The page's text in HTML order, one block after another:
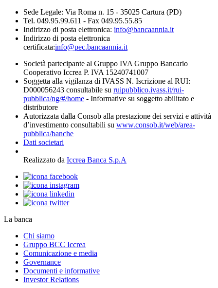
Sede Legale: Via Roma n. 15 - 35025 Cartura (PD)
Tel. 049.95.99.611 - Fax 049.95.55.85
Indirizzo di posta elettronica: info@bancaannia.it
Indirizzo di posta elettronica
certificata:info@pec.bancaannia.it
Società partecipante al Gruppo IVA Gruppo Bancario
Cooperativo Iccrea P. IVA 15240741007
Soggetta alla vigilanza di IVASS N. Iscrizione al RUI:
D000056243 consultabile su ruipubblico.ivass.it/rui-
pubblica/ng/#/home - Informative su soggetto abilitato e
distributore
Autorizzata dalla Consob alla prestazione dei servizi e attività
d’investimento consultabili su www.consob.it/web/area-
pubblica/banche
Dati societari
Realizzato da Iccrea Banca S.p.A
La banca
Chi siamo
Gruppo BCC Iccrea
Comunicazione e media
Governance
Documenti e informative
Investor Relations